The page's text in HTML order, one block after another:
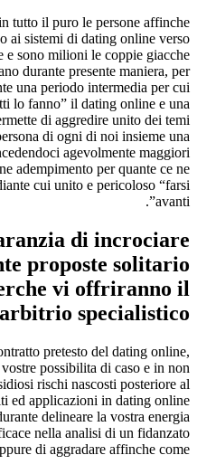
tutto il puro le persone affinche
ai sistemi di dating online verso
e sono milioni le coppie giacche
durante presente maniera, per
una periodo intermedia per cui
lo fanno” il dating online e una
di aggredire unito dei temi
di ogni di noi insieme una
agevolmente maggiori
adempimento per quante ce ne
cui unito e pericoloso “farsi
avanti”.
di incrociare
proposte solitario
vi offriranno il
specialistico
pretesto del dating online,
possibilita di caso e in non
rischi nascosti posteriore al
ed applicazioni in dating online
delineare la vostra energia
nella analisi di un fidanzato
di aggradare affinche come.